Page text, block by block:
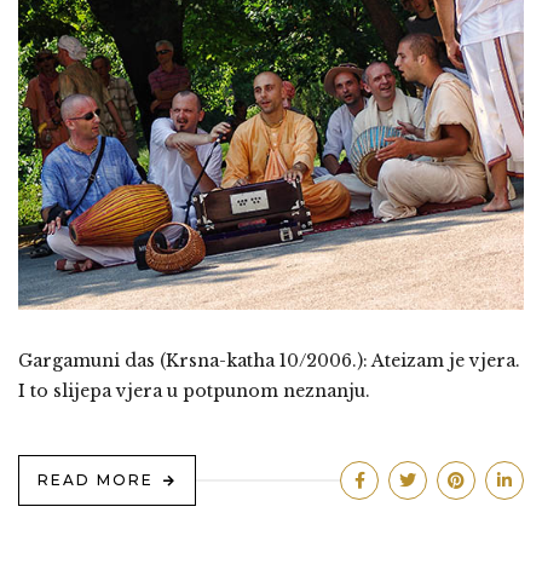
Gargamuni das (Krsna-katha 10/2006.): Ateizam je vjera.
I to slijepa vjera u potpunom neznanju.
READ MORE